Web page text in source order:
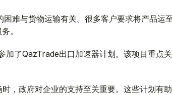
难与货物运输有关。很多客户要求将产品运
。
了QazTrade出口加速器计划。该项目重点
，政府对企业的支持至关重要。这些计划有